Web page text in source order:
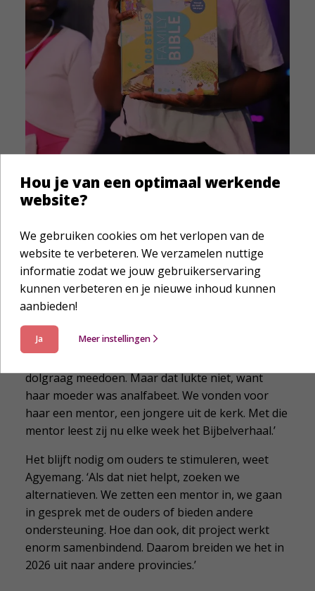
De coördinatoren geven aan dat kinderen vaak
nog meer toegewijd zijn aan het samen
Bijbellezen dan hun ouders. Dat is hoopvol, maar
het is ook een uitdaging, zoals blijkt uit het
verhaal van de kinderwerker aan het begin van
dit artikel. Hoe werd het probleem met dat stille
dolgraag meedoen. Maar dat lukte niet, want
haar moeder was analfabeet. We vonden voor
haar een mentor, een jongere uit de kerk. Met die
mentor leest zij nu elke week het Bijbelverhaal.’
Het blijft nodig om ouders te stimuleren, weet
Agyemang. ‘Als dat niet helpt, zoeken we
alternatieven. We zetten een mentor in, we gaan
in gesprek met de ouders of bieden andere
ondersteuning. Hoe dan ook, dit project werkt
enorm samenbindend. Daarom breiden we het in
2026 uit naar andere provincies.’
Hou je van een optimaal werkende
website?
We gebruiken cookies om het verlopen van de
website te verbeteren. We verzamelen nuttige
informatie zodat we jouw gebruikerservaring
kunnen verbeteren en je nieuwe inhoud kunnen
aanbieden!
Ja Meer instellingen